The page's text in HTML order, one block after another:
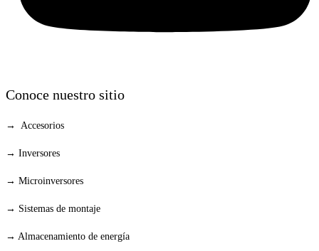
Conoce nuestro sitio
→ Accesorios
→ Inversores
→ Microinversores
→ Sistemas de montaje
→ Almacenamiento de energía